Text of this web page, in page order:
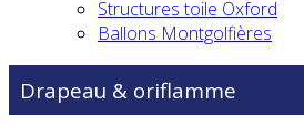
Structures toile Oxford
Ballons Montgolfières
Drapeau & oriflamme